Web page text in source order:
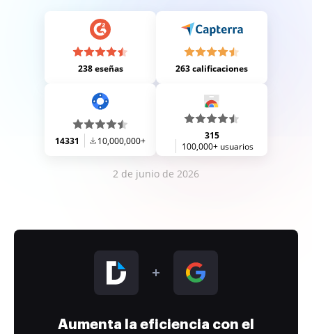
238 eseñas 263 calificaciones
14331 10,000,000+
315
100,000+ usuarios
2 de junio de 2026
Aumenta la eficiencia con el